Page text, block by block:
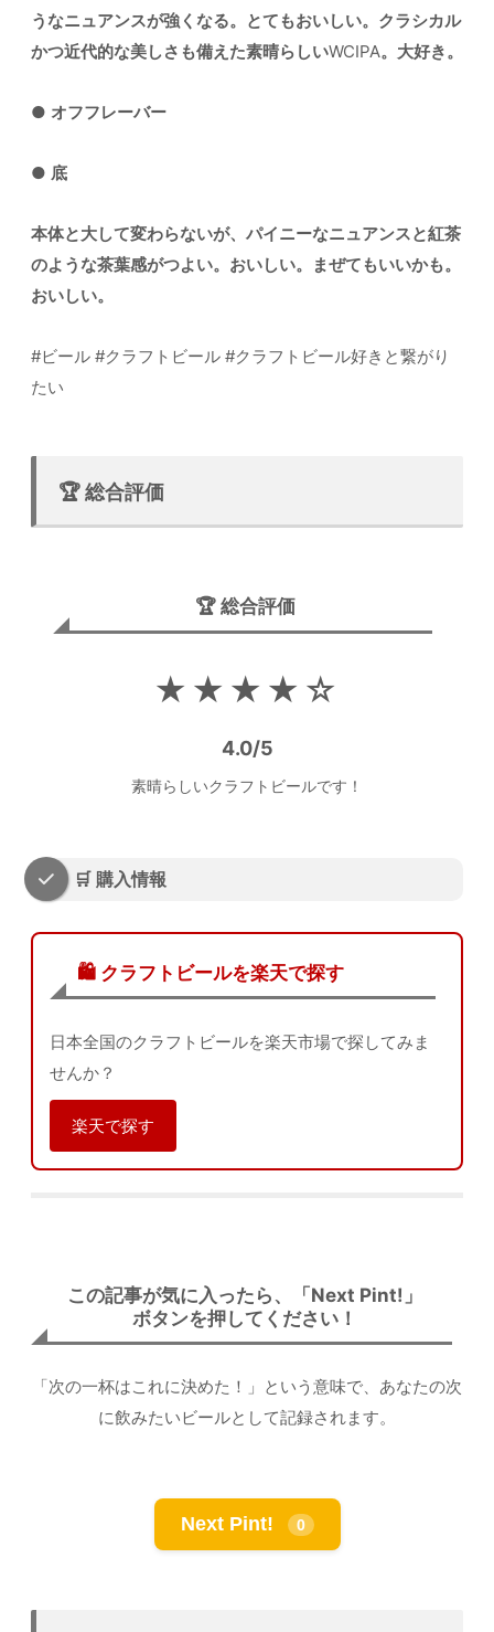
うなニュアンスが強くなる。とてもおいしい。クラシカル
かつ近代的な美しさも備えた素晴らしいWCIPA。大好き。
● オフフレーバー
● 底
本体と大して変わらないが、パイニーなニュアンスと紅茶
のような茶葉感がつよい。おいしい。まぜてもいいかも。
おいしい。
#ビール #クラフトビール #クラフトビール好きと繋がり
たい
🏆 総合評価
🏆 総合評価
★★★★☆
4.0/5
素晴らしいクラフトビールです！
🛒 購入情報
🛍️ クラフトビールを楽天で探す
日本全国のクラフトビールを楽天市場で探してみま
せんか？
楽天で探す
この記事が気に入ったら、「Next Pint!」
ボタンを押してください！
「次の一杯はこれに決めた！」という意味で、あなたの次
に飲みたいビールとして記録されます。
Next Pint! 0